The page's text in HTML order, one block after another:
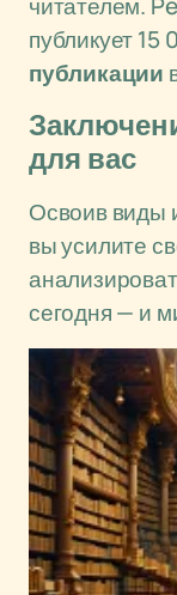
публикует 15
публикации
для вас
Освоив виды
вы усилите
сегодня — и